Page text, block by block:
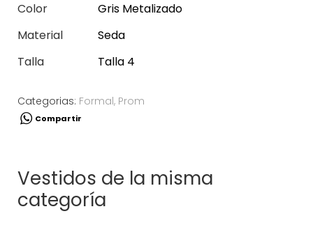
Color
Gris Metalizado
Material
Seda
Talla
Talla 4
Categorias: Formal, Prom
Compartir
Vestidos de la misma
categoría